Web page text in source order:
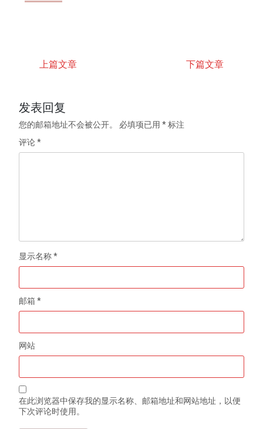
上篇文章 下篇文章
发表回复
您的邮箱地址不会被公开。 必填项已用*标注
评论*
显示名称*
邮箱*
网站
在此浏览器中保存我的显示名称、邮箱地址和网站地址，以便
下次评论时使用。